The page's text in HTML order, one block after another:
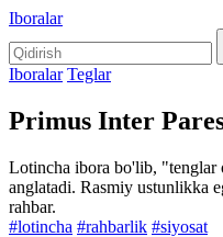
Iboralar
Iboralar Teglar
Primus Inter
Lotincha ibora bo'lib, "tenglar
anglatadi. Rasmiy ustunlikka
rahbar.
#lotincha #rahbarlik #siyosat